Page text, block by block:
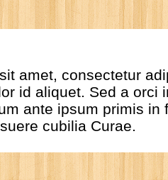
amet, consectetur
id aliquet. Sed a orci
ante ipsum primis in
cubilia Curae.